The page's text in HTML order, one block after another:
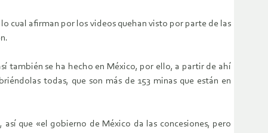
cual afirman por los videos quehan visto por parte de las
también se ha hecho en México, por ello, a partir de ahí
todas, que son más de 153 minas que están en
que «el gobierno de México da las concesiones, pero